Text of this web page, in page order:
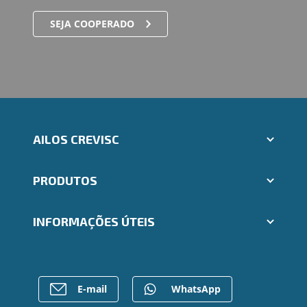
SEJA COOPERADO
AILOS CREVISC
Indique um amigo
Trabalhe Conosco
Ailos Educação
Mapa do site
Gerenciar Cookies
PRODUTOS
Consórcios
Previdência
Para empresas
INFORMAÇÕES ÚTEIS
Caixa Eletrônico
Regularização de dívidas
E-mail WhatsApp